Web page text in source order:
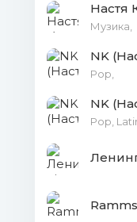
Музика,
Pop,
Pop,